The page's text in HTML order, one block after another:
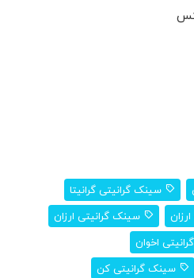
سینک گرانیتی گرانیتا
سینک گرانیتی ارزان
اخوان
سینک گرانیتی کن